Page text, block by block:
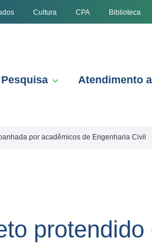
Cultura CPA Biblioteca
Pesquisa Atendimento
por acadêmicos de Engenharia Civil